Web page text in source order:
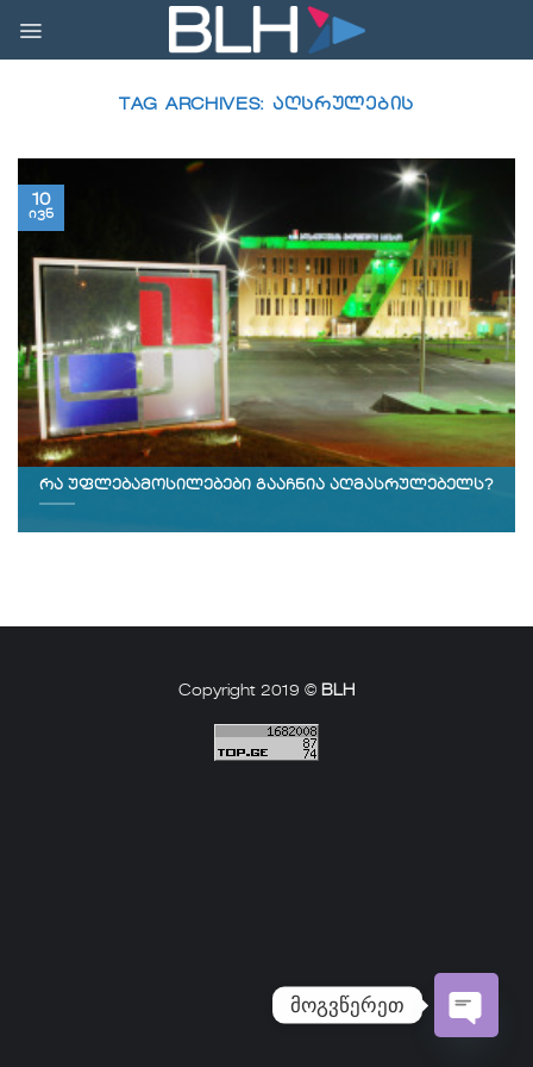
content
TAG ARCHIVES: ᲐᲦᲡᲠᲣᲚᲔᲑᲘᲡ
რა უფლებამოსილებები გააჩნია აღმასრულებელს?
10
ივნ
Copyright 2019 © BLH
მოგვწერეთ